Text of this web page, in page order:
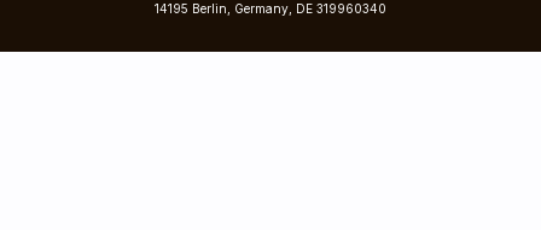
14195 Berlin, Germany, DE 319960340